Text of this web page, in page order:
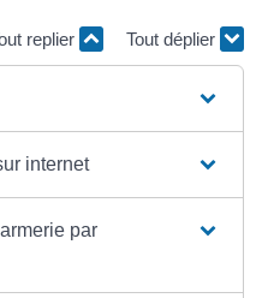
replier Tout déplier
internet
par